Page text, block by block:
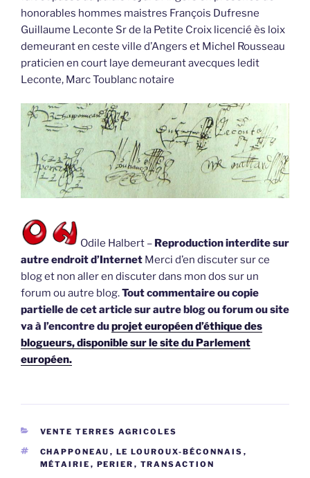
honorables hommes maistres François Dufresne
Guillaume Leconte Sr de la Petite Croix licencié ès loix
demeurant en ceste ville d’Angers et Michel Rousseau
praticien en court laye demeurant avecques ledit
Leconte, Marc Toublanc notaire
Odile Halbert – Reproduction interdite sur
autre endroit d’Internet Merci d’en discuter sur ce
blog et non aller en discuter dans mon dos sur un
forum ou autre blog.Tout commentaire ou copie
partielle de cet article sur autre blog ou forum ou site
va à l’encontre duprojet européen d’éthique des
blogueurs, disponible sur le site du Parlement
européen.
CATÉGORIES
VENTE TERRES AGRICOLES
ÉTIQUETTES
CHAPPONEAU , LE LOUROUX-BÉCONNAIS ,
MÉTAIRIE , PERIER , TRANSACTION